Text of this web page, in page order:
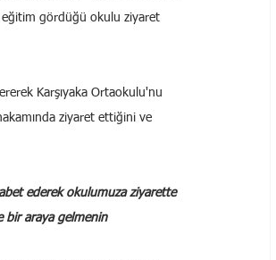
gördüğü okulu ziyaret
Karşıyaka Ortaokulu'nu
ziyaret ettiğini ve
ederek okulumuza ziyarette
bir araya gelmenin